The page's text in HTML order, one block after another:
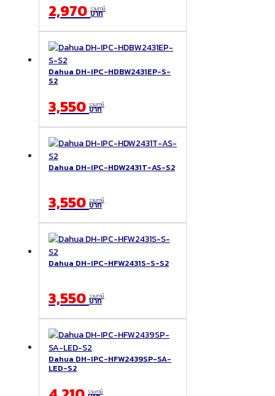
2,970 รวมภาษี
บาท
Dahua DH-IPC-HDBW2431EP-S-
S2
3,550 รวมภาษี
บาท
Dahua DH-IPC-HDW2431T-AS-S2
3,550 รวมภาษี
บาท
Dahua DH-IPC-HFW2431S-S-S2
3,550 รวมภาษี
บาท
Dahua DH-IPC-HFW2439SP-SA-
LED-S2
รวมภาษี